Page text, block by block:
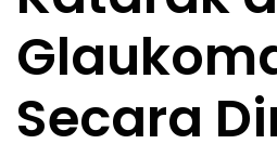
Secara